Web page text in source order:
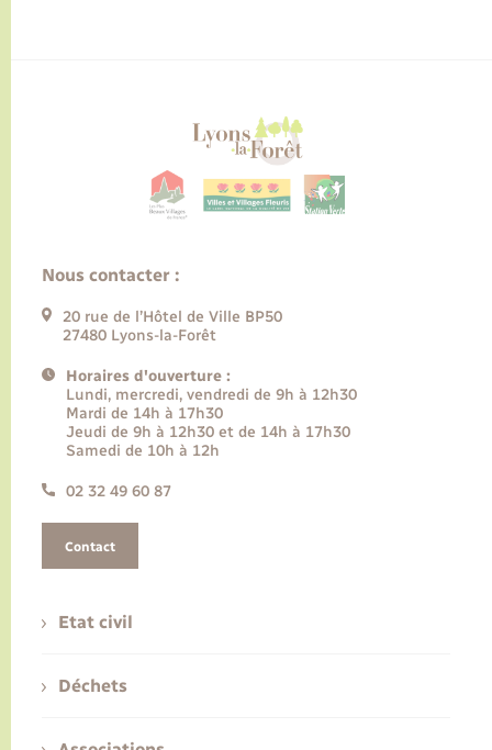
Nous contacter :
20 rue de l’Hôtel de Ville BP50
27480 Lyons-la-Forêt
Horaires d'ouverture :
Lundi, mercredi, vendredi de 9h à 12h30
Mardi de 14h à 17h30
Jeudi de 9h à 12h30 et de 14h à 17h30
Samedi de 10h à 12h
02 32 49 60 87
Contact
Etat civil
Déchets